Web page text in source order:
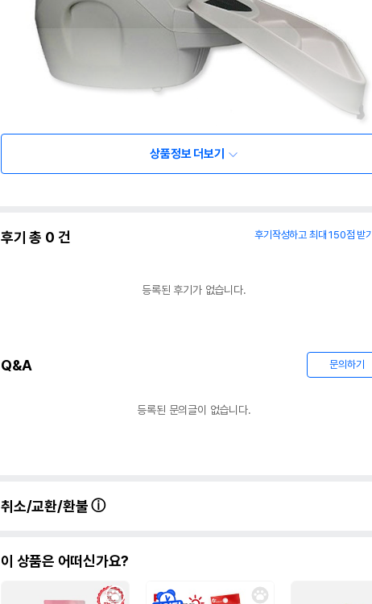
상품정보 더보기
후기 총 0 건 후기작성하고 최대 150점 받기
등록된 후기가 없습니다.
Q&A 문의하기
등록된 문의글이 없습니다.
취소/교환/환불
이 상품은 어떠신가요?